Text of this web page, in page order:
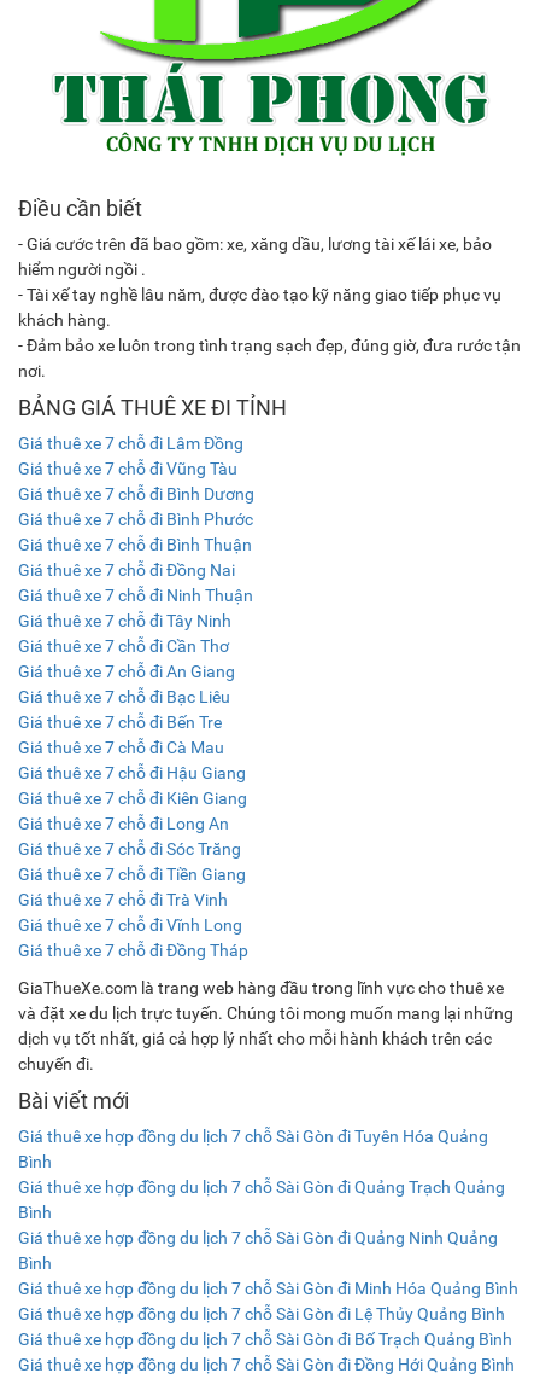
Điều cần biết
- Giá cước trên đã bao gồm: xe, xăng dầu, lương tài xế lái xe, bảo
hiểm người ngồi .
- Tài xế tay nghề lâu năm, được đào tạo kỹ năng giao tiếp phục vụ
khách hàng.
- Đảm bảo xe luôn trong tình trạng sạch đẹp, đúng giờ, đưa rước tận
nơi.
BẢNG GIÁ THUÊ XE ĐI TỈNH
Giá thuê xe 7 chỗ đi Lâm Đồng
Giá thuê xe 7 chỗ đi Vũng Tàu
Giá thuê xe 7 chỗ đi Bình Dương
Giá thuê xe 7 chỗ đi Bình Phước
Giá thuê xe 7 chỗ đi Bình Thuận
Giá thuê xe 7 chỗ đi Đồng Nai
Giá thuê xe 7 chỗ đi Ninh Thuận
Giá thuê xe 7 chỗ đi Tây Ninh
Giá thuê xe 7 chỗ đi Cần Thơ
Giá thuê xe 7 chỗ đi An Giang
Giá thuê xe 7 chỗ đi Bạc Liêu
Giá thuê xe 7 chỗ đi Bến Tre
Giá thuê xe 7 chỗ đi Cà Mau
Giá thuê xe 7 chỗ đi Hậu Giang
Giá thuê xe 7 chỗ đi Kiên Giang
Giá thuê xe 7 chỗ đi Long An
Giá thuê xe 7 chỗ đi Sóc Trăng
Giá thuê xe 7 chỗ đi Tiền Giang
Giá thuê xe 7 chỗ đi Trà Vinh
Giá thuê xe 7 chỗ đi Vĩnh Long
Giá thuê xe 7 chỗ đi Đồng Tháp
GiaThueXe.com là trang web hàng đầu trong lĩnh vực cho thuê xe
và đặt xe du lịch trực tuyến. Chúng tôi mong muốn mang lại những
dịch vụ tốt nhất, giá cả hợp lý nhất cho mỗi hành khách trên các
chuyến đi.
Bài viết mới
Giá thuê xe hợp đồng du lịch 7 chỗ Sài Gòn đi Tuyên Hóa Quảng
Bình
Giá thuê xe hợp đồng du lịch 7 chỗ Sài Gòn đi Quảng Trạch Quảng
Bình
Giá thuê xe hợp đồng du lịch 7 chỗ Sài Gòn đi Quảng Ninh Quảng
Bình
Giá thuê xe hợp đồng du lịch 7 chỗ Sài Gòn đi Minh Hóa Quảng Bình
Giá thuê xe hợp đồng du lịch 7 chỗ Sài Gòn đi Lệ Thủy Quảng Bình
Giá thuê xe hợp đồng du lịch 7 chỗ Sài Gòn đi Bố Trạch Quảng Bình
Giá thuê xe hợp đồng du lịch 7 chỗ Sài Gòn đi Đồng Hới Quảng Bình